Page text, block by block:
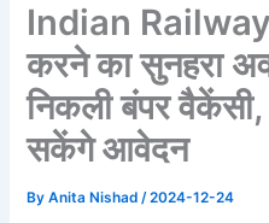
Indian Railway
करने का सुनहरा
निकली बंपर
सकेंगे आवेदन
ByAnita Nishad/2024-12-24